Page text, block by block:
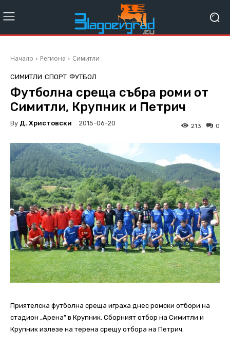
Начало Региона Симитли
СИМИТЛИ СПОРТ ФУТБОЛ
Футболна среща събра роми от
Симитли, Крупник и Петрич
By Д. Христовски 2015-06-20 0
213
Приятелска футболна среща играха днес ромски отбори на
стадион „Арена” в Крупник. Сборният отбор на Симитли и
Крупник излезе на терена срещу отбора на Петрич.